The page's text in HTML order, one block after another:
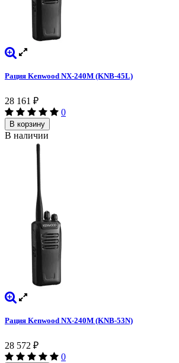
Рация Kenwood NX-240M (KNB-45L)
28 161 ₽
0
В корзину
В наличии
Рация Kenwood NX-240M (KNB-53N)
28 572 ₽
0